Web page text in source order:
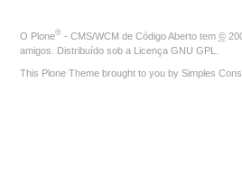
O Plone® - CMS/WCM de Código Aberto tem ©
amigos. Distribuído sob a Licença GNU GPL
This Plone Theme brought to you by Simples